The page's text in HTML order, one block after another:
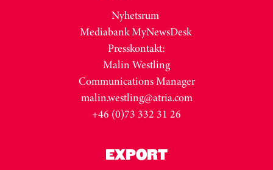
Nyhetsrum
Mediabank MyNewsDesk
Presskontakt:
Malin Westling
Communications Manager
malin.westling@atria.com
+46 (0)73 332 31 26
EXPORT